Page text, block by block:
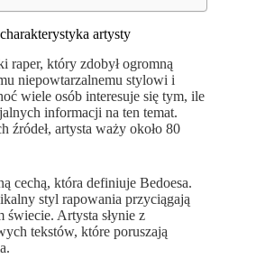
artysty
raper, który zdobył ogromną
niepowtarzalnemu stylowi i
wiele osób interesuje się tym, ile
informacji na ten temat.
źródeł, artysta waży około 80
cechą, która definiuje Bedoesa.
styl rapowania przyciągają
świecie. Artysta słynie z
tekstów, które poruszają